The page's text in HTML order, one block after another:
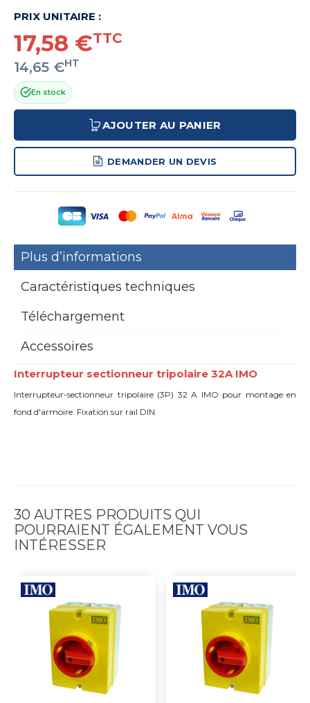
PRIX UNITAIRE :
17,58 €TTC
14,65 €HT
En stock
AJOUTER AU PANIER
DEMANDER UN DEVIS
Plus d’informations
Caractéristiques techniques
Téléchargement
Accessoires
Interrupteur sectionneur tripolaire 32A IMO
Interrupteur-sectionneur tripolaire (3P) 32 A IMO pour montage en
fond d'armoire. Fixation sur rail DIN.
30 AUTRES PRODUITS QUI
POURRAIENT ÉGALEMENT VOUS
INTÉRESSER